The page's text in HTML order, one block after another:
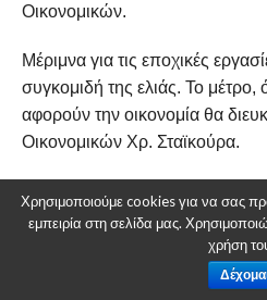
Οικονομικών.
Μέριμνα για τις εποχικές
συγκομιδή της ελιάς. Το
αφορούν την οικονομία θα
Οικονομικών Χρ. Σταϊκούρα.
ανέφερε χαρακτηριστικά,
αντιλαμβάνεται πως «θα
αλλά υπάρχουν πυρομαχικά».
Χρησιμοποιούμε cookies για να σας
εμπειρία στη σελίδα μας.
χρήση
Χρησιμοποιούμε cookies για να σας
εμπειρία στη σελίδα μας.
χρήση